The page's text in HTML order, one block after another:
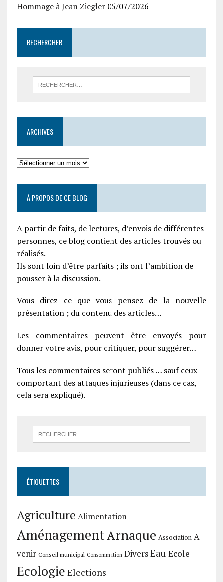
Hommage à Jean Ziegler 05/07/2026
RECHERCHER
ARCHIVES
À PROPOS DE CE BLOG
A partir de faits, de lectures, d’envois de différentes
personnes, ce blog contient des articles trouvés ou
réalisés.
Ils sont loin d’être parfaits ; ils ont l’ambition de
pousser à la discussion.
Vous direz ce que vous pensez de la nouvelle
présentation ; du contenu des articles…
Les commentaires peuvent être envoyés pour
donner votre avis, pour critiquer, pour suggérer…
Tous les commentaires seront publiés … sauf ceux
comportant des attaques injurieuses (dans ce cas,
cela sera expliqué).
ÉTIQUETTES
Agriculture Alimentation
AménagementArnaque Association A
venir Conseil municipal Consommation DiversEau Ecole
Ecologie Elections